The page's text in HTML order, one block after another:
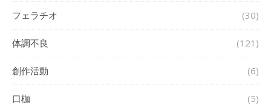
フェラチオ (30)
体調不良 (121)
創作活動 (6)
口枷 (5)